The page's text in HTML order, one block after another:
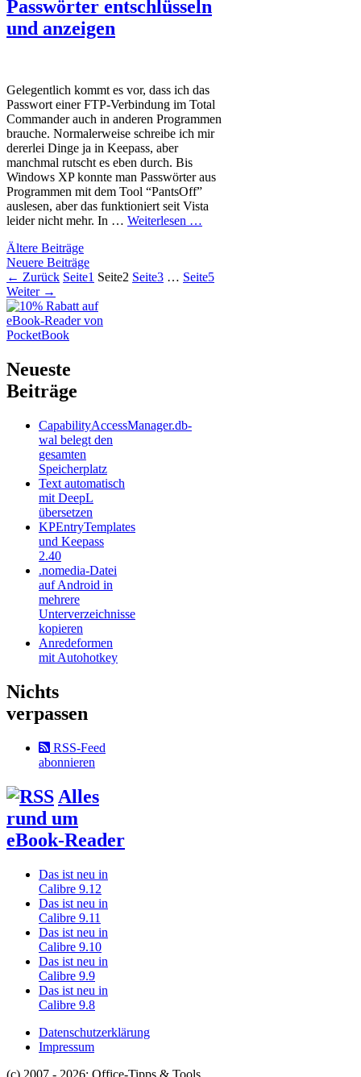
Passwörter entschlüsseln
und anzeigen
Gelegentlich kommt es vor, dass ich das
Passwort einer FTP-Verbindung im Total
Commander auch in anderen Programmen
brauche. Normalerweise schreibe ich mir
dererlei Dinge ja in Keepass, aber
manchmal rutscht es eben durch. Bis
Windows XP konnte man Passwörter aus
Programmen mit dem Tool “PantsOff”
auslesen, aber das funktioniert seit Vista
leider nicht mehr. In … Weiterlesen …
Ältere Beiträge
Neuere Beiträge
← Zurück Seite1 Seite2 Seite3 … Seite5
Weiter →
Neueste
Beiträge
CapabilityAccessManager.db-
wal belegt den
gesamten
Speicherplatz
Text automatisch
mit DeepL
übersetzen
KPEntryTemplates
und Keepass
2.40
.nomedia-Datei
auf Android in
mehrere
Unterverzeichnisse
kopieren
Anredeformen
mit Autohotkey
Nichts
verpassen
RSS-Feed
abonnieren
Alles
rund um
eBook-Reader
Das ist neu in
Calibre 9.12
Das ist neu in
Calibre 9.11
Das ist neu in
Calibre 9.10
Das ist neu in
Calibre 9.9
Das ist neu in
Calibre 9.8
Datenschutzerklärung
Impressum
(c) 2007 - 2026: Office-Tipps & Tools